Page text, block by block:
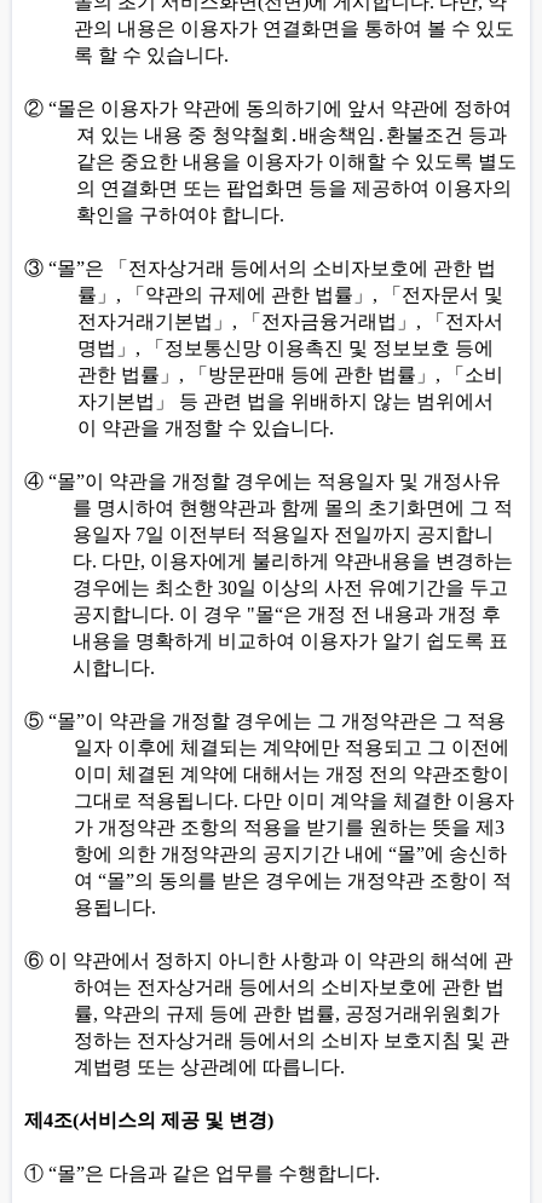
관의 내용은 이용자가 연결화면을 통하여 볼 수 있도
록 할 수 있습니다.
② “몰은 이용자가 약관에 동의하기에 앞서 약관에 정하여
져 있는 내용 중 청약철회 ․ 배송책임 ․ 환불조건 등과
같은 중요한 내용을 이용자가 이해할 수 있도록 별도
의 연결화면 또는 팝업화면 등을 제공하여 이용자의
확인을 구하여야 합니다.
③ “몰”은 「 전자상거래 등에서의 소비자보호에 관한 법
률 」 , 「 약관의 규제에 관한 법률 」 , 「 전자문서 및
전자거래기본법 」 , 「 전자금융거래법 」 , 「 전자서
명법 」 , 「 정보통신망 이용촉진 및 정보보호 등에
관한 법률 」 , 「 방문판매 등에 관한 법률 」 , 「 소비
자기본법 」 등 관련 법을 위배하지 않는 범위에서
이 약관을 개정할 수 있습니다.
④ “몰”이 약관을 개정할 경우에는 적용일자 및 개정사유
를 명시하여 현행약관과 함께 몰의 초기화면에 그 적
용일자 7일 이전부터 적용일자 전일까지 공지합니
다. 다만, 이용자에게 불리하게 약관내용을 변경하는
경우에는 최소한30일 이상의 사전 유예기간을 두고
공지합니다. 이 경우 "몰“은 개정 전 내용과 개정 후
내용을 명확하게 비교하여 이용자가 알기 쉽도록 표
시합니다.
⑤ “몰”이 약관을 개정할 경우에는 그 개정약관은 그 적용
일자 이후에 체결되는 계약에만 적용되고 그 이전에
이미 체결된 계약에 대해서는 개정 전의 약관조항이
그대로 적용됩니다. 다만 이미 계약을 체결한 이용자
가 개정약관 조항의 적용을 받기를 원하는 뜻을 제 3
항에 의한 개정약관의 공지기간 내에 “몰”에 송신하
여 “몰”의 동의를 받은 경우에는 개정약관 조항이 적
용됩니다.
⑥ 이 약관에서 정하지 아니한 사항과 이 약관의 해석에 관
하여는 전자상거래 등에서의 소비자보호에 관한 법
률, 약관의 규제 등에 관한 법률, 공정거래위원회가
정하는 전자상거래 등에서의 소비자 보호지침 및 관
계법령 또는 상관례에 따릅니다.
제 4조(서비스의 제공 및 변경)
① “몰”은 다음과 같은 업무를 수행합니다.